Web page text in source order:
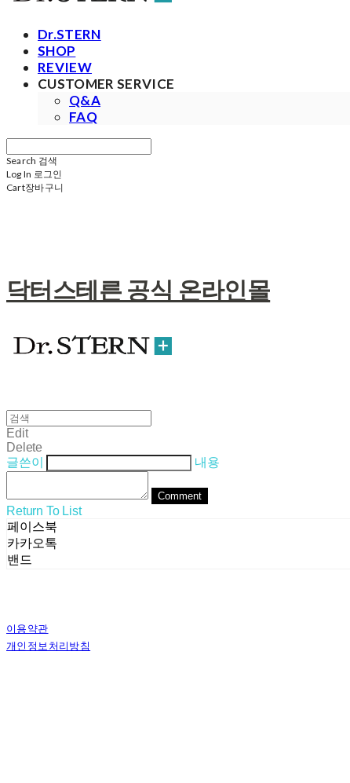
Dr.STERN
SHOP
REVIEW
CUSTOMER SERVICE
Q&A
FAQ
Search 검색
Log In 로그인
Cart장바구니
닥터스테른 공식 온라인몰
Edit
Delete
글쓴이
내용
Comment
Return To List
페이스북
카카오톡
밴드
이용약관
개인정보처리방침